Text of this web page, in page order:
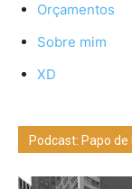
Orçamentos
Sobre mim
XD
Podcast: Papo de